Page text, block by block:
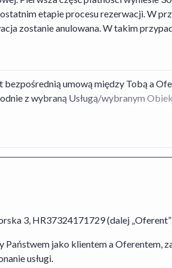
etapie procesu rezerwacji. W
zostanie anulowana. W takim
bezpośrednią umową między Tobą a
z wybraną Usługą/wybranym
dotyczącą rezerwacji Usługi
usług Oferenta obowiązuje
w cenę.
3, HR37324171729 (dalej
Państwem jako klientem a Oferentem,
usługi.